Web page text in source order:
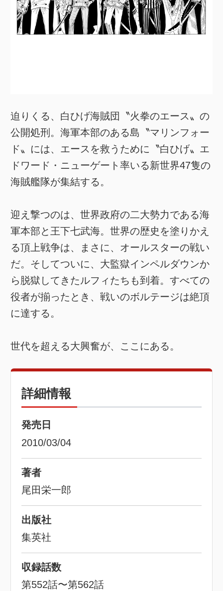
迫りくる、白ひげ海賊団〝火拳のエース〟の
公開処刑。海軍本部のある島〝マリンフォー
ド〟には、エースを救うために〝白ひげ〟エ
ドワード・ニューゲート率いる新世界47隻の
海賊艦隊が集結する。
迎え撃つのは、世界政府の二大勢力である海
軍本部と王下七武海。世界の歴史を塗りかえ
る頂上戦争は、まさに、オールスターの戦い
だ。そしてついに、大監獄インペルダウンか
ら脱獄してきたルフィたちも到着。すべての
役者が揃ったとき、戦いのボルテージは絶頂
に達する。
世代を超える大興奮が、ここにある。
詳細情報
発売日
2010/03/04
著者
尾田栄一郎
出版社
集英社
収録話数
第552話〜第562話